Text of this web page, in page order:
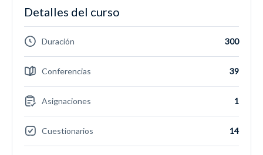
Detalles del curso
Duración 300
Conferencias 39
Asignaciones 1
Cuestionarios 14